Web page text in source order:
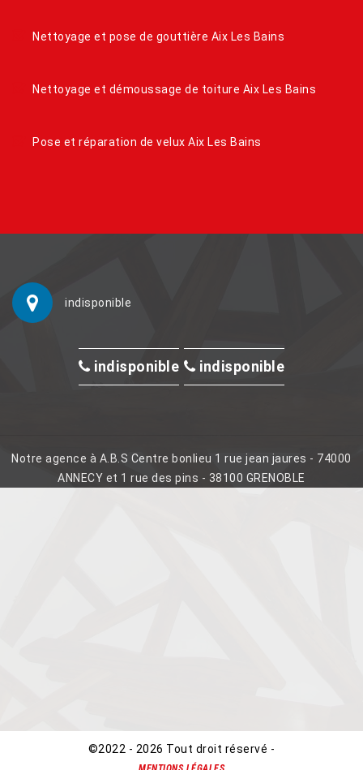
Nettoyage et pose de gouttière Aix Les Bains
Nettoyage et démoussage de toiture Aix Les Bains
Pose et réparation de velux Aix Les Bains
indisponible
indisponible indisponible
Notre agence à A.B.S Centre bonlieu 1 rue jean jaures - 74000
ANNECY et 1 rue des pins - 38100 GRENOBLE
©2022 - 2026 Tout droit réservé -